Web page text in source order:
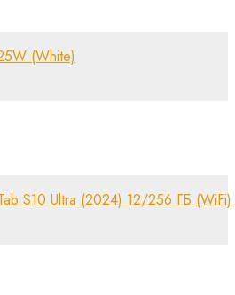
(White)
S10 Ultra (2024) 12/256 ГБ